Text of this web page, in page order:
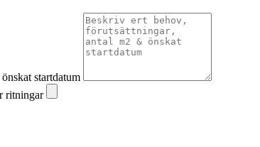
startdatum
ritningar